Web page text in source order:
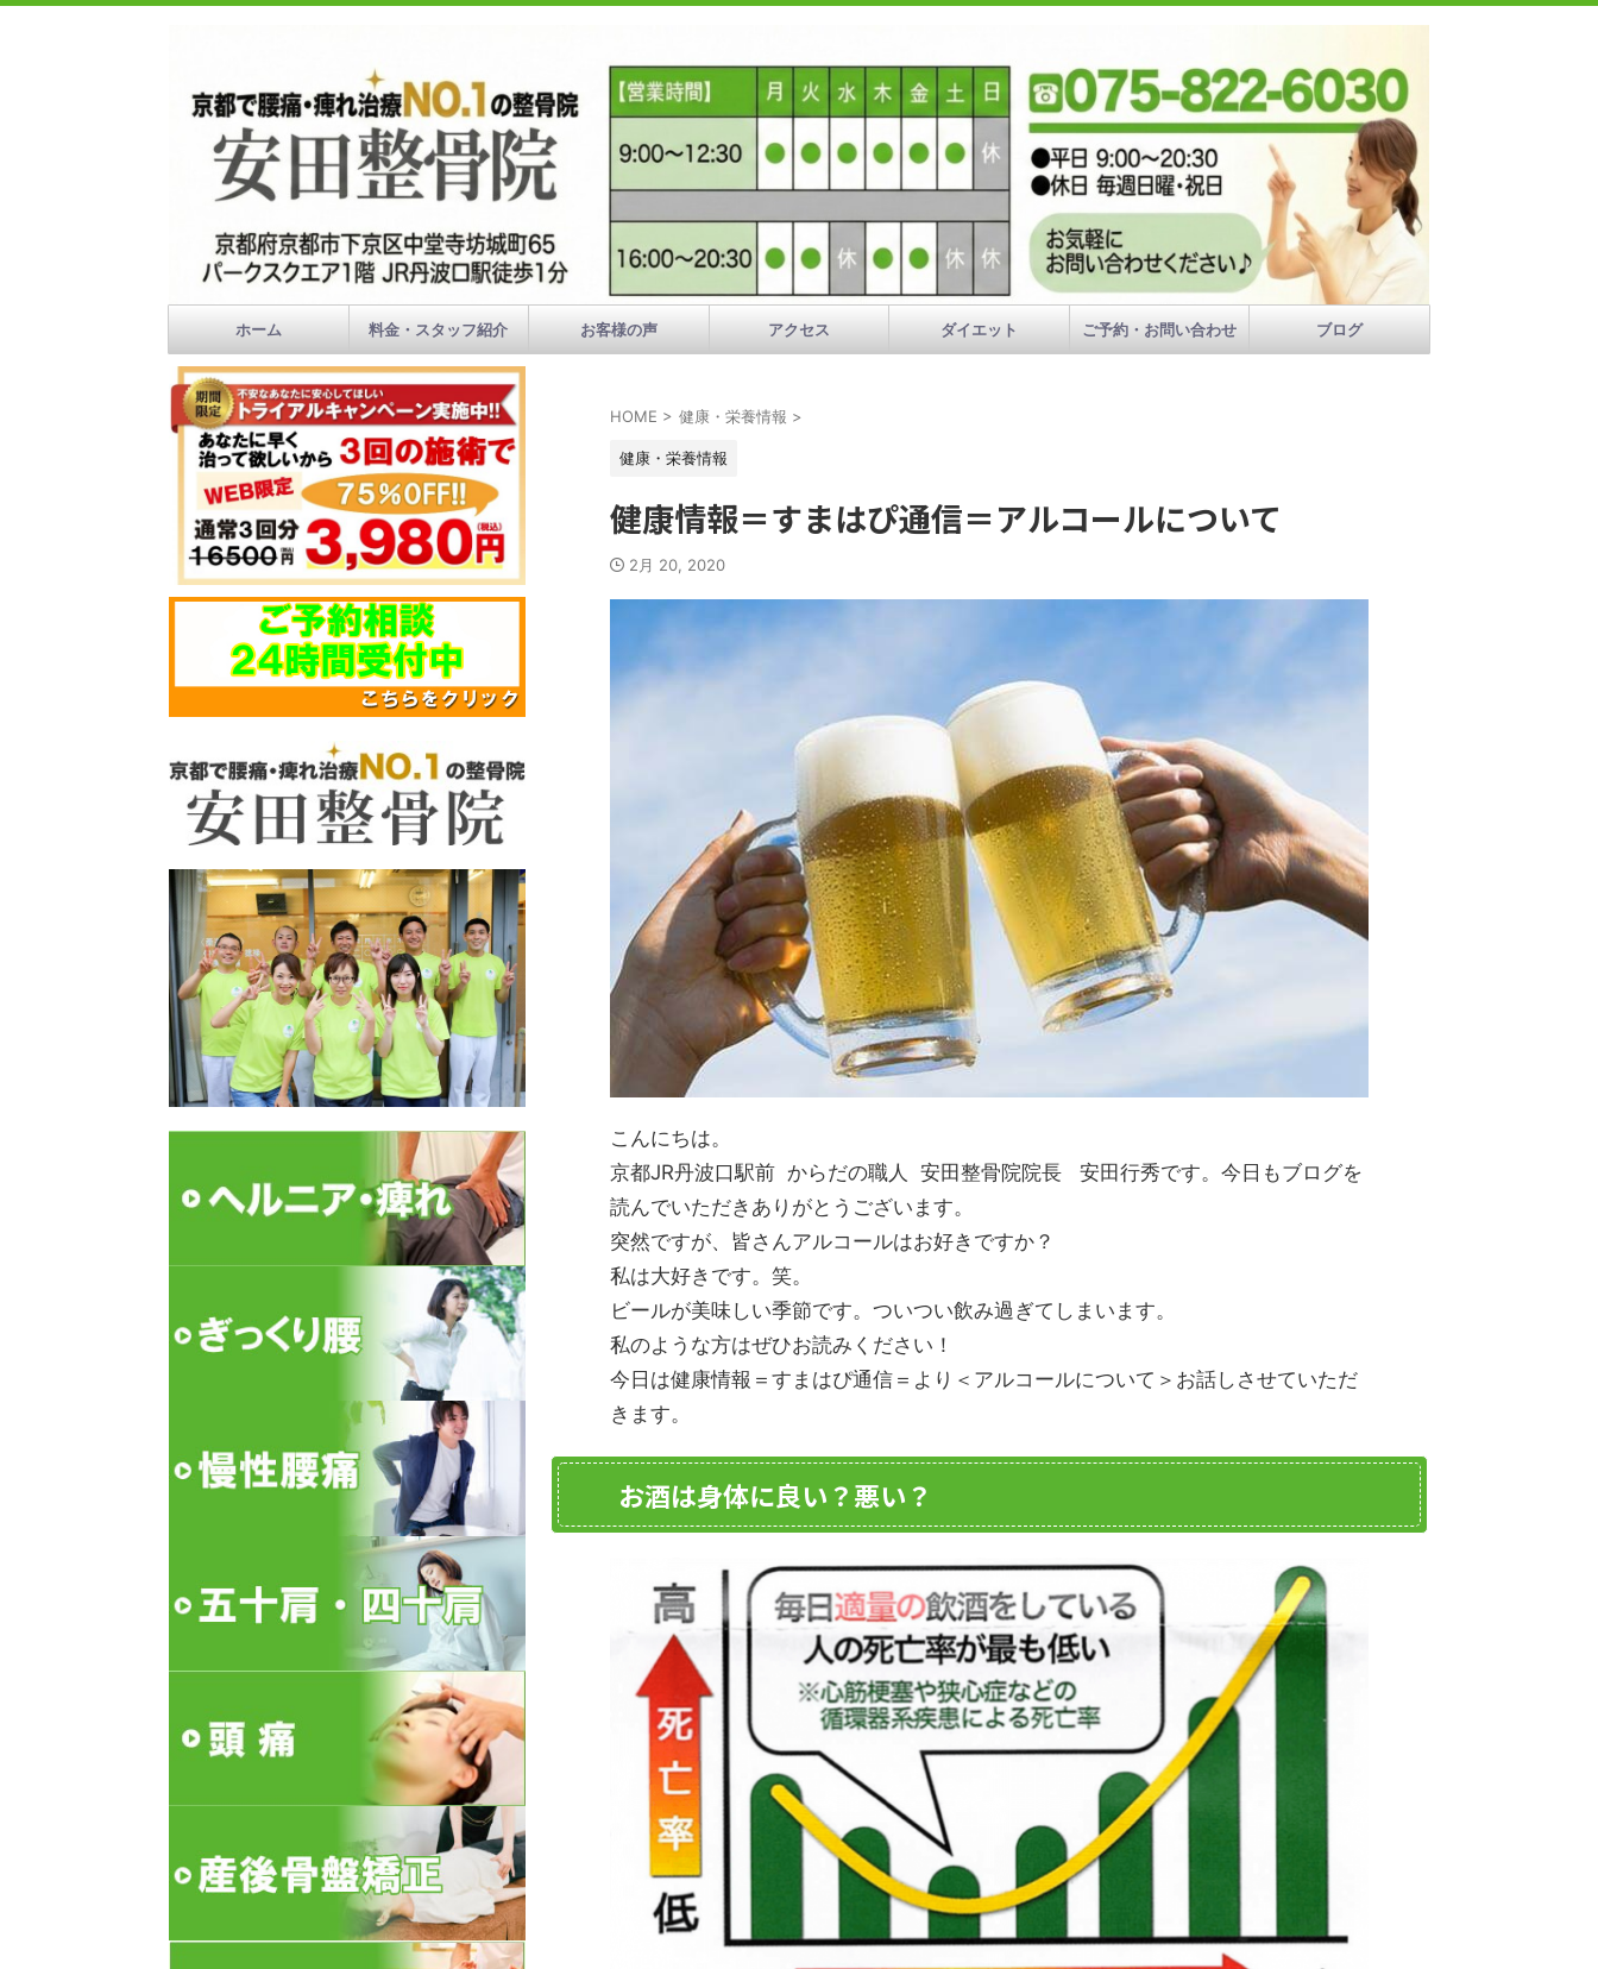
ホーム 料金・スタッフ紹介 お客様の声 アクセス ダイエット ご予約・お問い合わせ ブログ
HOME > 健康・栄養情報 >
健康・栄養情報
健康情報＝すまはぴ通信＝アルコールについて
2月 20, 2020
こんにちは。
京都JR丹波口駅前 からだの職人 安田整骨院院長 安田行秀です。今日もブログを
読んでいただきありがとうございます。
突然ですが、皆さんアルコールはお好きですか？
私は大好きです。笑。
ビールが美味しい季節です。ついつい飲み過ぎてしまいます。
私のような方はぜひお読みください！
今日は健康情報＝すまはぴ通信＝より＜アルコールについて＞お話しさせていただ
きます。
お酒は身体に良い？悪い？